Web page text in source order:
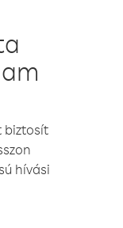
biztosít
hívási